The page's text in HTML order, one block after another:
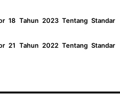
18 Tahun 2023 Tentang Standar
21 Tahun 2022 Tentang Standar